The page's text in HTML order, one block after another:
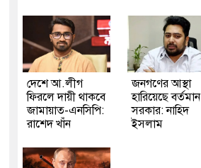
দেশে আ.লীগ
ফিরলে দায়ী থাকবে
জামায়াত-এনসিপি:
রাশেদ খাঁন
জনগণের আস্থা
হারিয়েছে বর্তমান
সরকার: নাহিদ
ইসলাম